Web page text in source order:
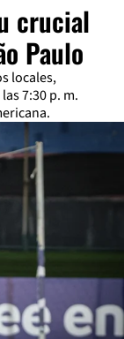
crucial
Paulo
locales,
7:30 p. m.